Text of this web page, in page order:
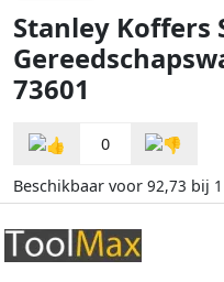
Stanley Koffers
73601
0
Beschikbaar voor 92,73 bij 1